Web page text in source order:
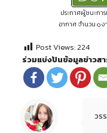
ประกาศผู้ชนะการ
อากาศ จำนวน ๑ ง
Post Views:224
ร่วมแบ่งปันข้อมูลข่าวส
วร